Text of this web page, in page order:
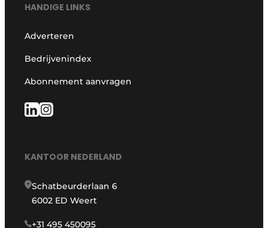
HANDIGE LINKS
Adverteren
Bedrijvenindex
Abonnement aanvragen
KANTOOR NEDERLAND
Schatbeurderlaan 6
6002 ED Weert
+31 495 450095